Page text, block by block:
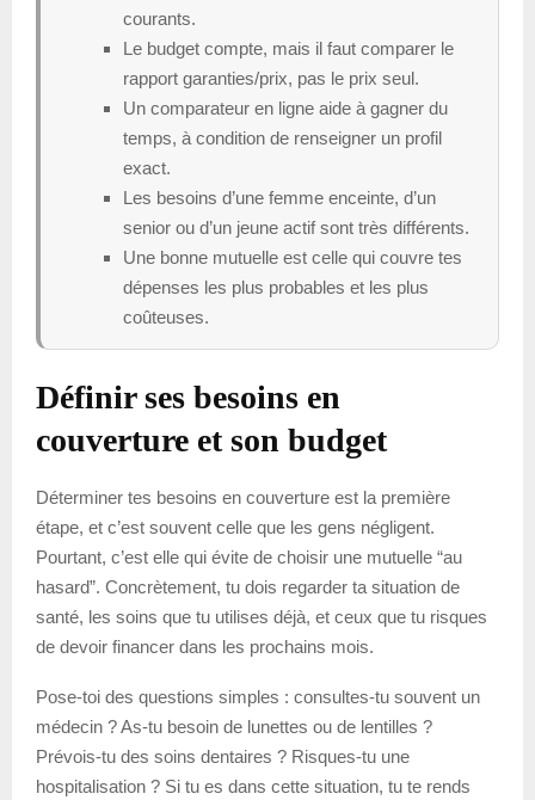
courants.
Le budget compte, mais il faut comparer le
rapport garanties/prix, pas le prix seul.
Un comparateur en ligne aide à gagner du
temps, à condition de renseigner un profil
exact.
Les besoins d’une femme enceinte, d’un
senior ou d’un jeune actif sont très différents.
Une bonne mutuelle est celle qui couvre tes
dépenses les plus probables et les plus
coûteuses.
Définir ses besoins en
couverture et son budget
Déterminer tes besoins en couverture est la première
étape, et c’est souvent celle que les gens négligent.
Pourtant, c’est elle qui évite de choisir une mutuelle “au
hasard”. Concrètement, tu dois regarder ta situation de
santé, les soins que tu utilises déjà, et ceux que tu risques
de devoir financer dans les prochains mois.
Pose-toi des questions simples : consultes-tu souvent un
médecin ? As-tu besoin de lunettes ou de lentilles ?
Prévois-tu des soins dentaires ? Risques-tu une
hospitalisation ? Si tu es dans cette situation, tu te rends